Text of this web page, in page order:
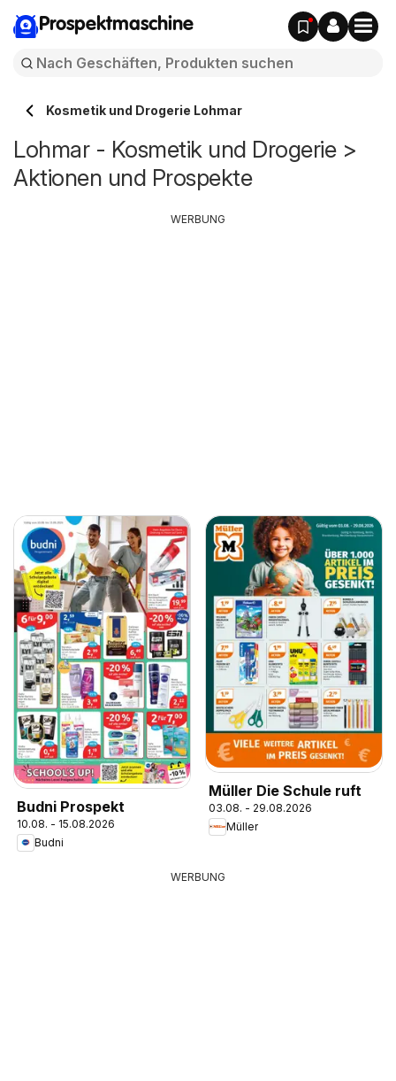
Prospektmaschine
Kosmetik und Drogerie Lohmar
Lohmar - Kosmetik und Drogerie >
Aktionen und Prospekte
Budni Prospekt
10.08. - 15.08.2026
Budni
Müller Die Schule ruft
03.08. - 29.08.2026
Müller
WERBUNG
WERBUNG